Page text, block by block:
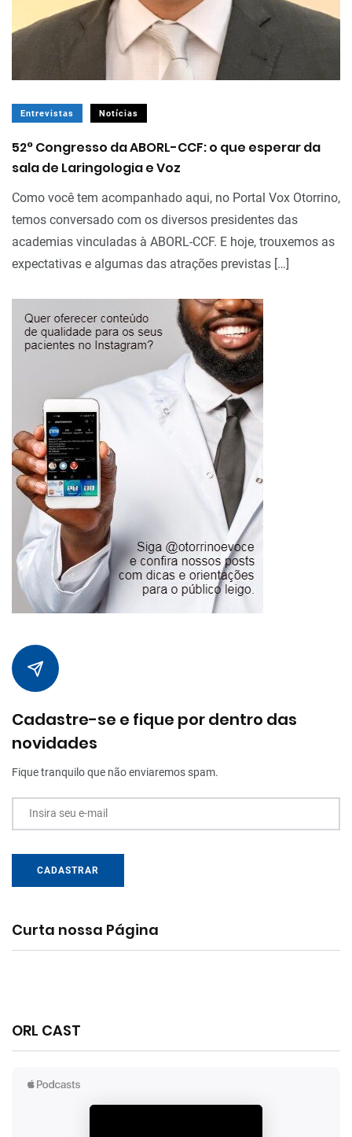
Entrevistas Notícias
52° Congresso da ABORL-CCF: o que esperar da
sala de Laringologia e Voz
Como você tem acompanhado aqui, no Portal Vox Otorrino,
temos conversado com os diversos presidentes das
academias vinculadas à ABORL-CCF. E hoje, trouxemos as
expectativas e algumas das atrações previstas […]
Cadastre-se e fique por dentro das
novidades
Fique tranquilo que não enviaremos spam.
Insira seu e-mail
CADASTRAR
Curta nossa Página
ORL CAST